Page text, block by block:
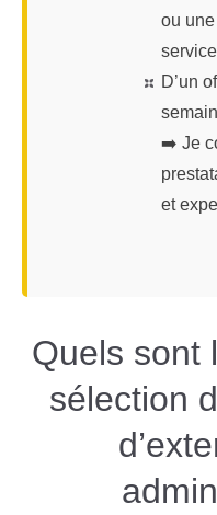
ou
D’un
➡️ Je
et
Quels sont
sélection